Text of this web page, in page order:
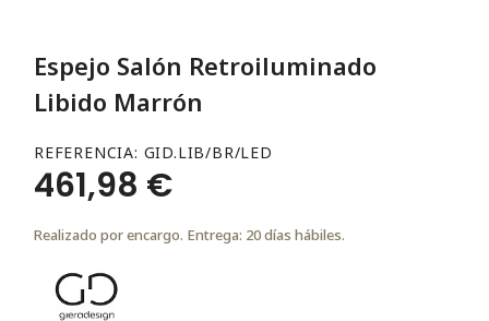
Espejo Salón Retroiluminado
Libido Marrón
REFERENCIA GID.LIB/BR/LED
461,98 €
Realizado por encargo. Entrega: 20 días hábiles.